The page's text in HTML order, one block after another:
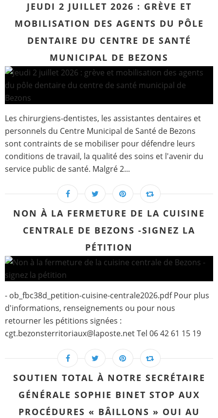
JEUDI 2 JUILLET 2026 : GRÈVE ET
MOBILISATION DES AGENTS DU PÔLE
DENTAIRE DU CENTRE DE SANTÉ
MUNICIPAL DE BEZONS
Les chirurgiens-dentistes, les assistantes dentaires et
personnels du Centre Municipal de Santé de Bezons
sont contraints de se mobiliser pour défendre leurs
conditions de travail, la qualité des soins et l'avenir du
service public de santé. Malgré 2...
NON À LA FERMETURE DE LA CUISINE
CENTRALE DE BEZONS -SIGNEZ LA
PÉTITION
- ob_fbc38d_petition-cuisine-centrale2026.pdf Pour plus
d'informations, renseignements ou pour nous
retourner les pétitions signées :
cgt.bezonsterritoriaux@laposte.net Tel 06 42 61 15 19
SOUTIEN TOTAL À NOTRE SECRÉTAIRE
GÉNÉRALE SOPHIE BINET STOP AUX
PROCÉDURES « BÂILLONS » OUI AU